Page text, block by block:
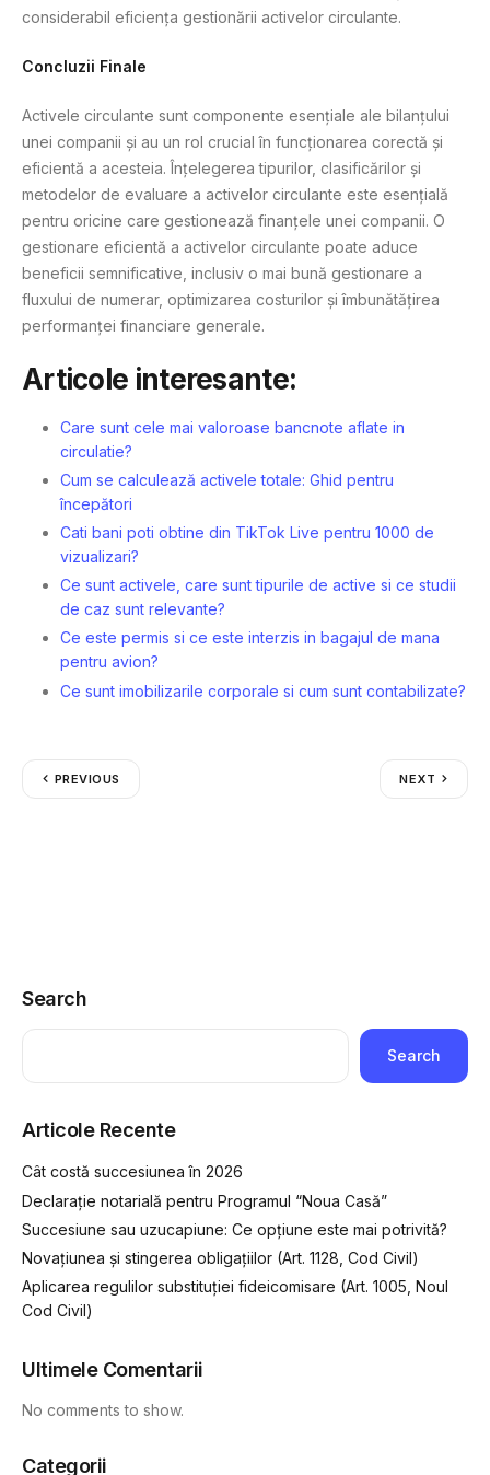
considerabil eficiența gestionării activelor circulante.
Concluzii Finale
Activele circulante sunt componente esențiale ale bilanțului
unei companii și au un rol crucial în funcționarea corectă și
eficientă a acesteia. Înțelegerea tipurilor, clasificărilor și
metodelor de evaluare a activelor circulante este esențială
pentru oricine care gestionează finanțele unei companii. O
gestionare eficientă a activelor circulante poate aduce
beneficii semnificative, inclusiv o mai bună gestionare a
fluxului de numerar, optimizarea costurilor și îmbunătățirea
performanței financiare generale.
Articole interesante:
Care sunt cele mai valoroase bancnote aflate in
circulatie?
Cum se calculează activele totale: Ghid pentru
începători
Cati bani poti obtine din TikTok Live pentru 1000 de
vizualizari?
Ce sunt activele, care sunt tipurile de active si ce studii
de caz sunt relevante?
Ce este permis si ce este interzis in bagajul de mana
pentru avion?
Ce sunt imobilizarile corporale si cum sunt contabilizate?
PREVIOUS NEXT
Search
Search
Articole Recente
Cât costă succesiunea în 2026
Declarație notarială pentru Programul “Noua Casă”
Succesiune sau uzucapiune: Ce opțiune este mai potrivită?
Novațiunea și stingerea obligațiilor (Art. 1128, Cod Civil)
Aplicarea regulilor substituției fideicomisare (Art. 1005, Noul
Cod Civil)
Ultimele Comentarii
No comments to show.
Categorii